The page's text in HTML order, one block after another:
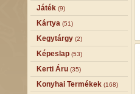
Játék (9)
Kártya (51)
Kegytárgy (2)
Képeslap (53)
Kerti Áru (35)
Konyhai Termékek (168)